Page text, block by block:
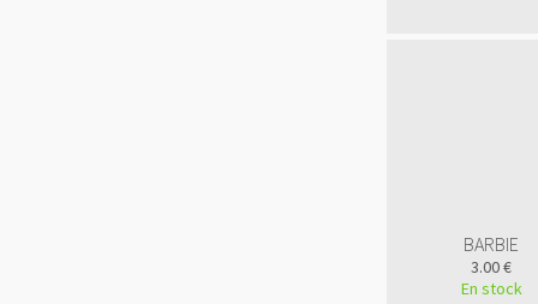
BARBIE
3.00 €
En stock